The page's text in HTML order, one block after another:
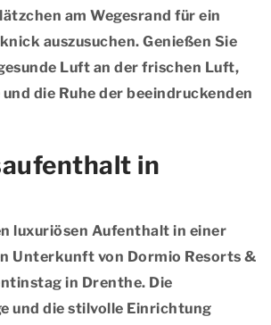
am Wegesrand für ein
auszusuchen. Genießen Sie
Luft an der frischen Luft,
die Ruhe der beeindruckenden
in
luxuriösen Aufenthalt in einer
Unterkunft von Dormio Resorts &
in Drenthe. Die
und die stilvolle Einrichtung